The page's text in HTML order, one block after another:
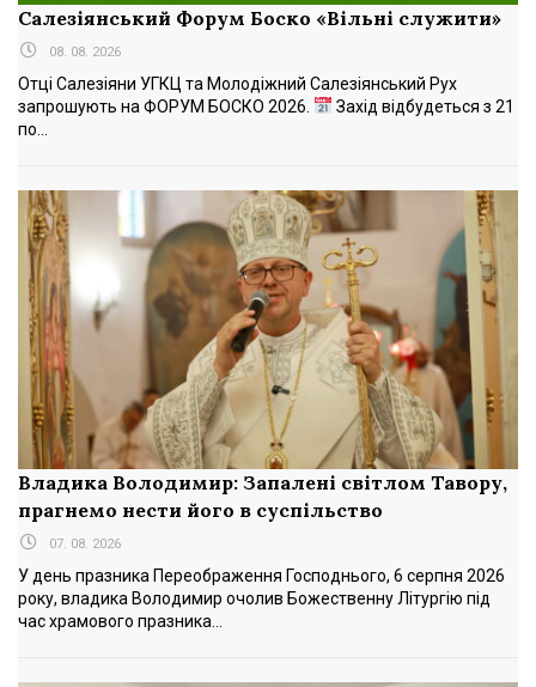
Салезіянський Форум Боско «Вільні служити»
08. 08. 2026
Отці Салезіяни УГКЦ та Молодіжний Салезіянський Рух
запрошують на ФОРУМ БОСКО 2026.
Захід відбудеться з 21
по...
Владика Володимир: Запалені світлом Тавору,
прагнемо нести його в суспільство
07. 08. 2026
У день празника Переображення Господнього, 6 серпня 2026
року, владика Володимир очолив Божественну Літургію під
час храмового празника...